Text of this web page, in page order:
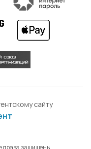
сайту
права защищены.